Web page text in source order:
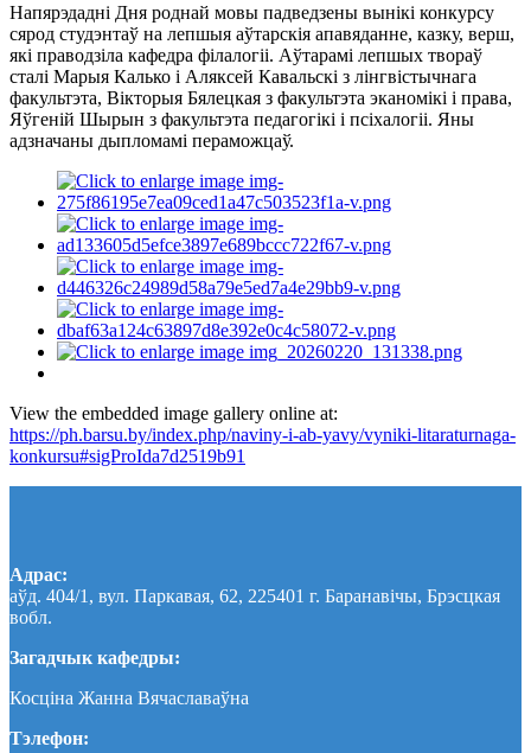
Напярэдадні Дня роднай мовы падведзены вынікі конкурсу
сярод студэнтаў на лепшыя аўтарскія апавяданне, казку, верш,
які праводзіла кафедра філалогіі. Аўтарамі лепшых твораў
сталі Марыя Калько і Аляксей Кавальскі з лінгвістычнага
факультэта, Вікторыя Бялецкая з факультэта эканомікі і права,
Яўгеній Шырын з факультэта педагогікі і псіхалогіі. Яны
адзначаны дыпломамі пераможцаў.
View the embedded image gallery online at:
https://ph.barsu.by/index.php/naviny-i-ab-yavy/vyniki-litaraturnaga-
konkursu#sigProIda7d2519b91
Адрас:
аўд. 404/1, вул. Паркавая, 62, 225401 г. Баранавічы, Брэсцкая
вобл.
Загадчык кафедры:
Косціна Жанна Вячаславаўна
Тэлефон: